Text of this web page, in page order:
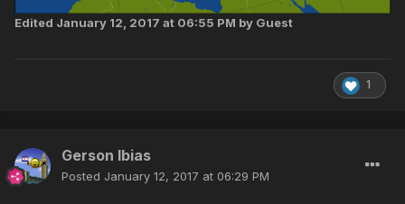
Edited January 12, 2017 at 06:55 PM by Guest
1
Gerson Ibias
Posted January 12, 2017 at 06:29 PM